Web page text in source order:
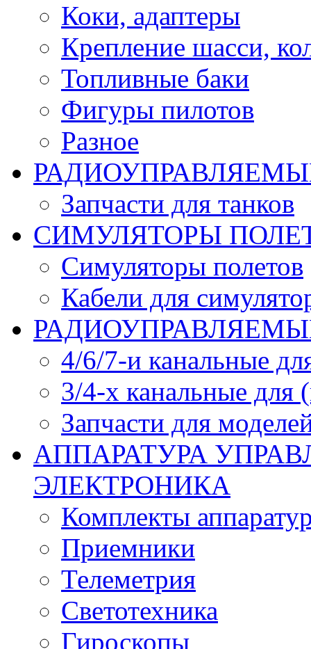
Коки, адаптеры
Крепление шасси,
Топливные баки
Фигуры пилотов
Разное
Запчасти для танков
СИМУЛЯТОРЫ
Симуляторы полетов
Кабели для
4/6/7-и канальные
3/4-х канальные
Запчасти для
АППАРАТУРА
ЭЛЕКТРОНИКА
Комплекты
Приемники
Телеметрия
Светотехника
Гироскопы